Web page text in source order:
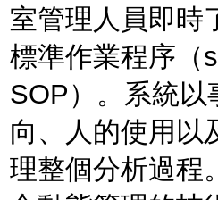
室管理人員即時
標準作業程序（
SOP）。系統以
向、人的使用以
理整個分析過程